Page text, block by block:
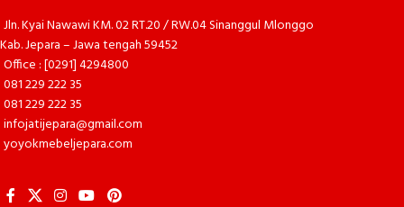
Jln. Kyai Nawawi KM. 02 RT.20 / RW.04 Sinanggul Mlonggo
Kab. Jepara – Jawa tengah 59452
Office : [0291] 4294800
081 229 222 35
081 229 222 35
infojatijepara@gmail.com
yoyokmebeljepara.com